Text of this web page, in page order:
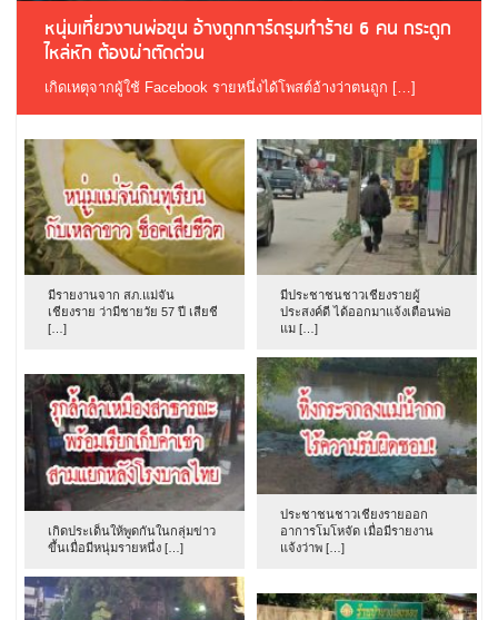
หนุ่มเที่ยวงานพ่อขุน อ้างถูกการ์ดรุมทำร้าย 6 คน กระดูก
ไหล่หัก ต้องผ่าตัดด่วน
เกิดเหตุจากผู้ใช้ Facebook รายหนึ่งได้โพสต์อ้างว่าตนถูก […]
มีรายงานจาก สภ.แม่จัน
เชียงราย ว่ามีชายวัย 57 ปี เสียชี
[…]
มีประชาชนชาวเชียงรายผู้
ประสงค์ดี ได้ออกมาแจ้งเตือนพ่อ
แม […]
เกิดประเด็นให้พูดกันในกลุ่มข่าว
ขึ้นเมื่อมีหนุ่มรายหนึ่ง […]
ประชาชนชาวเชียงรายออก
อาการโมโหจัด เมื่อมีรายงาน
แจ้งว่าพ […]